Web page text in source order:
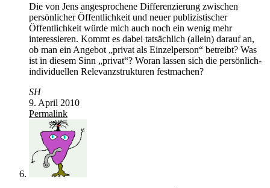
Die von Jens angesprochene Differenzierung zwischen
persönlicher Öffentlichkeit und neuer publizistischer
Öffentlichkeit würde mich auch noch ein wenig mehr
interessieren. Kommt es dabei tatsächlich (allein) darauf an,
ob man ein Angebot „privat als Einzelperson“ betreibt? Was
ist in diesem Sinn „privat“? Woran lassen sich die persönlich-
individuellen Relevanzstrukturen festmachen?
SH
9. April 2010
Permalink